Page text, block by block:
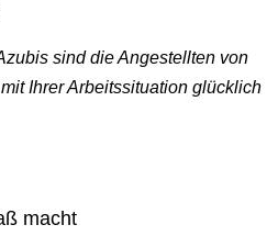
sind die Angestellten von
Ihrer Arbeitssituation glücklich
macht